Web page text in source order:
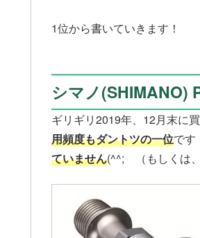
1位から書いていきます！
シマノ(SHIMANO)
ギリギリ2019年、12月末に買
用頻度もダントツの一位です
ていません(^^; （もしくは